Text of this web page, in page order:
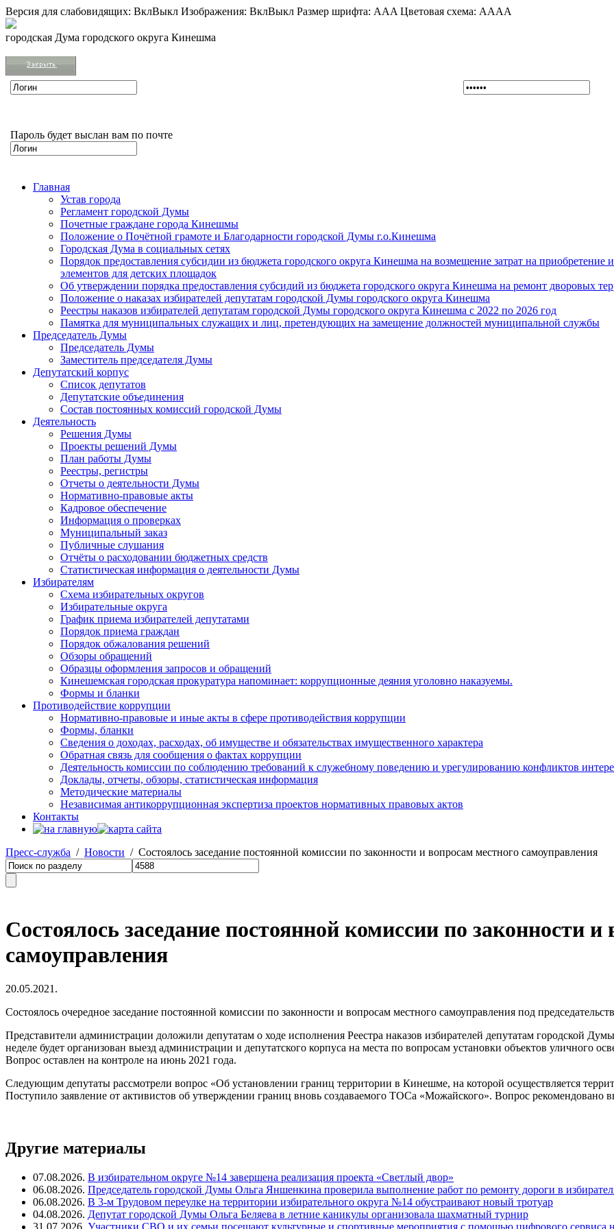
Версия для слабовидящих: ВклВыкл Изображения: ВклВыкл Размер шрифта: AAA Цветовая схема: AAAA
городская Дума городского округа Кинешма
Пароль будет выслан вам по почте
Главная
Устав города
Регламент городской Думы
Почетные граждане города Кинешмы
Положение о Почётной грамоте и Благодарности городской Думы г.о.Кинешма
Городская Дума в социальных сетях
Порядок предоставления субсидии из бюджета городского округа Кинешма на возмещение затрат на
элементов для детских площадок
Об утверждении порядка предоставления субсидий из бюджета городского округа Кинешма на ремонт дворовых
Положение о наказах избирателей депутатам городской Думы городского округа Кинешма
Реестры наказов избирателей депутатам городской Думы городского округа Кинешма с 2022 по 2026 год
Памятка для муниципальных служащих и лиц, претендующих на замещение должностей муниципальной службы
Председатель Думы
Председатель Думы
Заместитель председателя Думы
Депутатский корпус
Список депутатов
Депутатские объединения
Состав постоянных комиссий городской Думы
Деятельность
Решения Думы
Проекты решений Думы
План работы Думы
Реестры, регистры
Отчеты о деятельности Думы
Нормативно-правовые акты
Кадровое обеспечение
Информация о проверках
Муниципальный заказ
Публичные слушания
Отчёты о расходовании бюджетных средств
Статистическая информация о деятельности Думы
Избирателям
Схема избирательных округов
Избирательные округа
График приема избирателей депутатами
Порядок приема граждан
Порядок обжалования решений
Обзоры обращений
Образцы оформления запросов и обращений
Кинешемская городская прокуратура напоминает: коррупционные деяния уголовно наказуемы.
Формы и бланки
Противодействие коррупции
Нормативно-правовые и иные акты в сфере противодействия коррупции
Формы, бланки
Сведения о доходах, расходах, об имуществе и обязательствах имущественного характера
Обратная связь для сообщения о фактах коррупции
Деятельность комиссии по соблюдению требований к служебному поведению и урегулированию конфликтов
Доклады, отчеты, обзоры, статистическая информация
Методические материалы
Независимая антикоррупционная экспертиза проектов нормативных правовых актов
Контакты
Пресс-служба / Новости / Состоялось заседание постоянной комиссии по законности и вопросам местного самоуправления
Состоялось заседание постоянной комиссии по законности и
самоуправления
20.05.2021.
Состоялось очередное заседание постоянной комиссии по законности и вопросам местного самоуправления под
Представители администрации доложили депутатам о ходе исполнения Реестра наказов избирателей депутатам городской
неделе будет организован выезд администрации и депутатского корпуса на места по вопросам установки объектов уличного
Вопрос оставлен на контроле на июнь 2021 года.
Следующим депутаты рассмотрели вопрос «Об установлении границ территории в Кинешме, на которой осуществляется
Поступило заявление от активистов об утверждении границ вновь создаваемого ТОСа «Можайского». Вопрос рекомендовано
Другие материалы
07.08.2026. В избирательном округе №14 завершена реализация проекта «Светлый двор»
06.08.2026. Председатель городской Думы Ольга Яншенкина проверила выполнение работ по ремонту дороги в
06.08.2026. В 3-м Трудовом переулке на территории избирательного округа №14 обустраивают новый тротуар
04.08.2026. Депутат городской Думы Ольга Беляева в летние каникулы организовала шахматный турнир
31.07.2026. Участники СВО и их семьи посещают культурные и спортивные мероприятия с помощью цифрового сервиса